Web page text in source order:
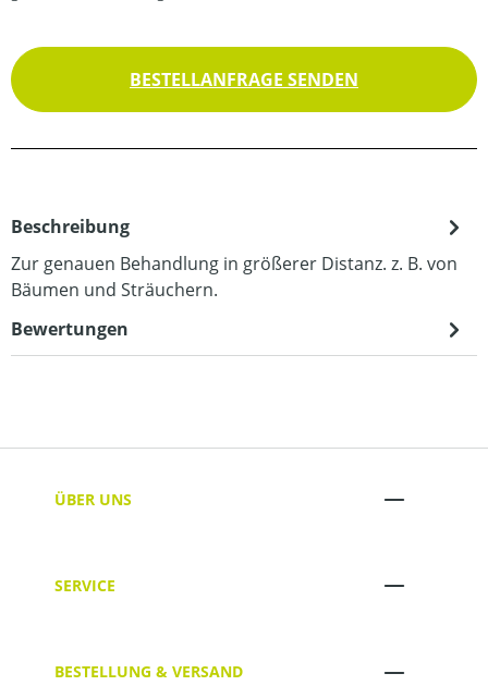
BESTELLANFRAGE SENDEN
Beschreibung
Zur genauen Behandlung in größerer Distanz. z. B. von
Bäumen und Sträuchern.
Bewertungen
ÜBER UNS
SERVICE
BESTELLUNG & VERSAND